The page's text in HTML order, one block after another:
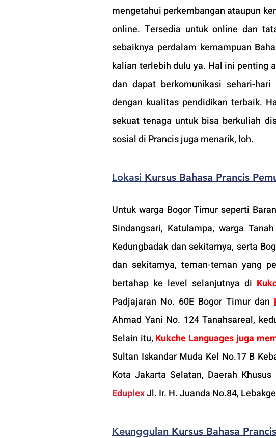
mengetahui perkembangan ataupun
online. Tersedia untuk online dan
sebaiknya perdalam kemampuan
kalian terlebih dulu ya. Hal ini penting
dan dapat berkomunikasi sehari-
dengan kualitas pendidikan terbaik.
sekuat tenaga untuk bisa berkuliah
sosial di Prancis juga menarik, loh.
Lokasi Kursus Bahasa Prancis
Untuk warga Bogor Timur seperti
Sindangsari, Katulampa, warga
Kedungbadak dan sekitarnya, serta
dan sekitarnya, teman-teman yang
bertahap ke level selanjutnya di
Padjajaran No. 60E Bogor Timur dan
Ahmad Yani No. 124 Tanahsareal,
Selain itu, Kukche Languages juga
Sultan Iskandar Muda Kel No.17 B
Kota Jakarta Selatan, Daerah
Eduplex Jl. Ir. H. Juanda No.84,
Keunggulan Kursus Bahasa